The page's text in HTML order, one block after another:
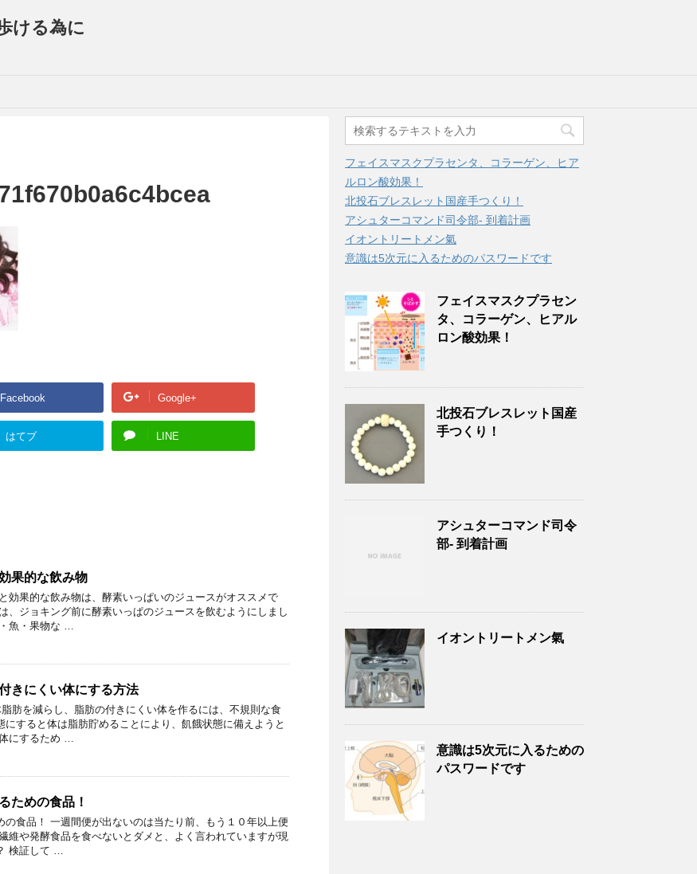
ける為に
Facebook Google+
はてブ LINE
果的な飲み物
効果的な飲み物は、酵素いっぱいのジュースがオススメで
、ジョキング前に酵素いっぱのジュースを飲むようにしまし
魚・果物な …
きにくい体にする方法
肪を減らし、脂肪の付きにくい体を作るには、不規則な食
すると体は脂肪貯めることにより、飢餓状態に備えようと
にするため …
ための食品！
の食品！ 一週間便が出ないのは当たり前、もう１０年以上便
維や発酵食品を食べないとダメと、よく言われていますが現
検証して …
フェイスマスクプラセンタ、コラーゲン、ヒア
ルロン酸効果！
北投石ブレスレット国産手つくり！
アシュターコマンド司令部- 到着計画
イオントリートメン氣
意識は5次元に入るためのパスワードです
フェイスマスクプラセン
タ、コラーゲン、ヒアル
ロン酸効果！
北投石ブレスレット国産
手つくり！
アシュターコマンド司令
部- 到着計画
イオントリートメン氣
意識は5次元に入るための
パスワードです